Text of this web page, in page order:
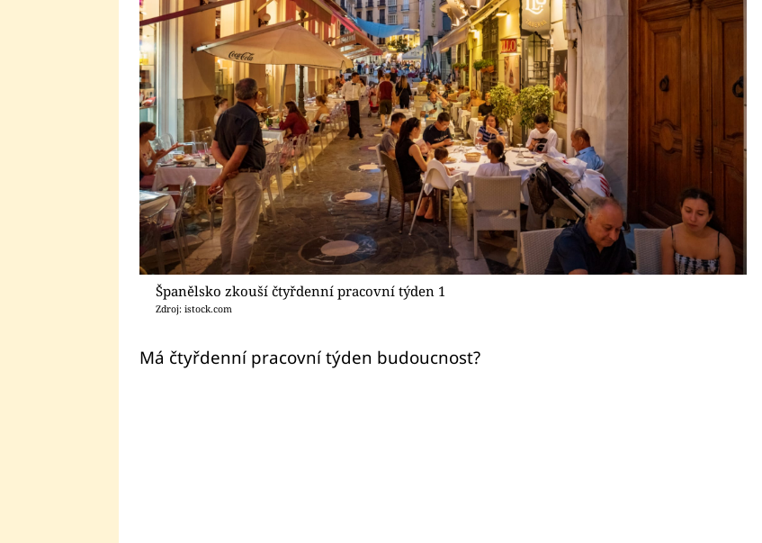
Španělsko zkouší čtyřdenní pracovní týden 1
Zdroj: istock.com
Má čtyřdenní pracovní týden budoucnost?